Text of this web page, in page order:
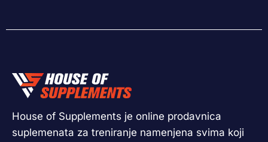
House of Supplements je online prodavnica
suplemenata za treniranje namenjena svima koji